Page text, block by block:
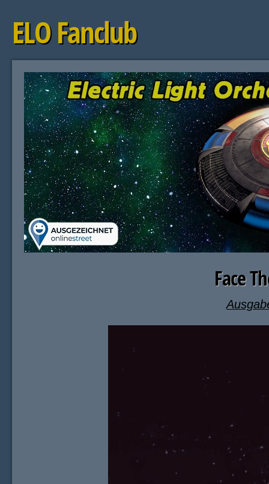
ELO Fanclub
Face